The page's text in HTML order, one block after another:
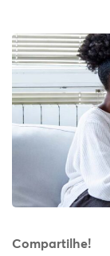
Compartilhe!